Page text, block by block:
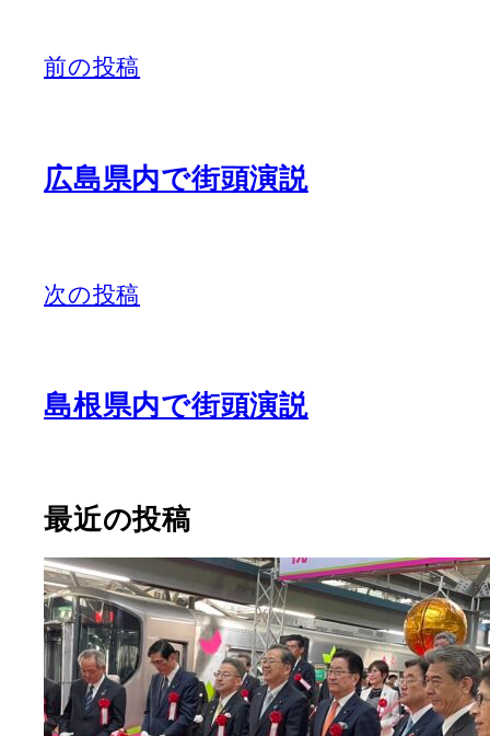
前の投稿
広島県内で街頭演説
次の投稿
島根県内で街頭演説
最近の投稿